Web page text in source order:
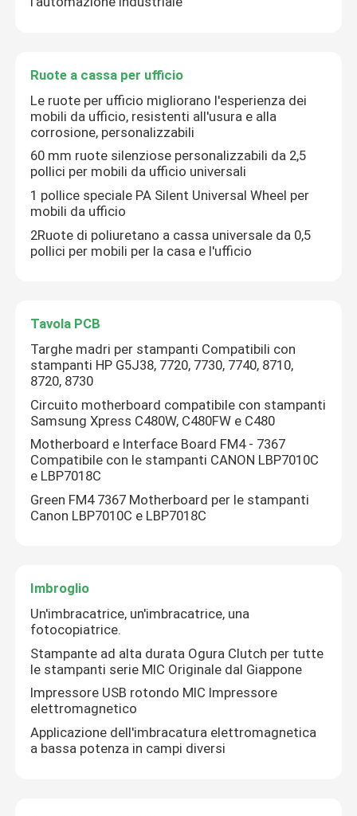
Parti di macchine
Guida lineare
Elemento pneumatico
Ruote a cassa per ufficio
Imbroglio
rifornimenti dell'animale domestico
Ruote a cassa per ufficio
Le ruote per ufficio migliorano l'esperienza dei
mobili da ufficio, resistenti all'usura e alla
corrosione, personalizzabili
60 mm ruote silenziose personalizzabili da 2,5
pollici per mobili da ufficio universali
1 pollice speciale PA Silent Universal Wheel per
mobili da ufficio
2Ruote di poliuretano a cassa universale da 0,5
pollici per mobili per la casa e l'ufficio
Tavola PCB
Targhe madri per stampanti Compatibili con
stampanti HP G5J38, 7720, 7730, 7740, 8710,
8720, 8730
Circuito motherboard compatibile con stampanti
Samsung Xpress C480W, C480FW e C480
Motherboard e Interface Board FM4 - 7367
Compatibile con le stampanti CANON LBP7010C
e LBP7018C
Green FM4 7367 Motherboard per le stampanti
Canon LBP7010C e LBP7018C
Imbroglio
Un'imbracatrice, un'imbracatrice, una
fotocopiatrice.
Stampante ad alta durata Ogura Clutch per tutte
le stampanti serie MIC Originale dal Giappone
Impressore USB rotondo MIC Impressore
elettromagnetico
Applicazione dell'imbracatura elettromagnetica
a bassa potenza in campi diversi